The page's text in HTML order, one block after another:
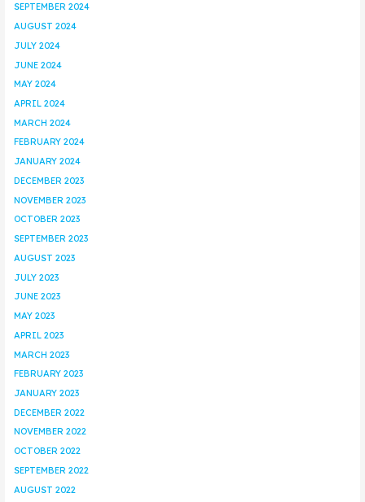
SEPTEMBER 2024
AUGUST 2024
JULY 2024
JUNE 2024
MAY 2024
APRIL 2024
MARCH 2024
FEBRUARY 2024
JANUARY 2024
DECEMBER 2023
NOVEMBER 2023
OCTOBER 2023
SEPTEMBER 2023
AUGUST 2023
JULY 2023
JUNE 2023
MAY 2023
APRIL 2023
MARCH 2023
FEBRUARY 2023
JANUARY 2023
DECEMBER 2022
NOVEMBER 2022
OCTOBER 2022
SEPTEMBER 2022
AUGUST 2022